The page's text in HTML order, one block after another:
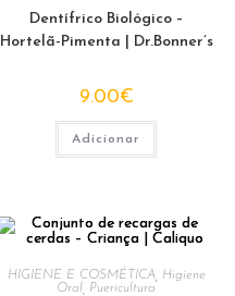
Dentífrico Biológico –
Hortelã-Pimenta | Dr.Bonner’s
9.00€
Adicionar
HIGIENE E COSMÉTICA, Higiene
Oral Puericultura